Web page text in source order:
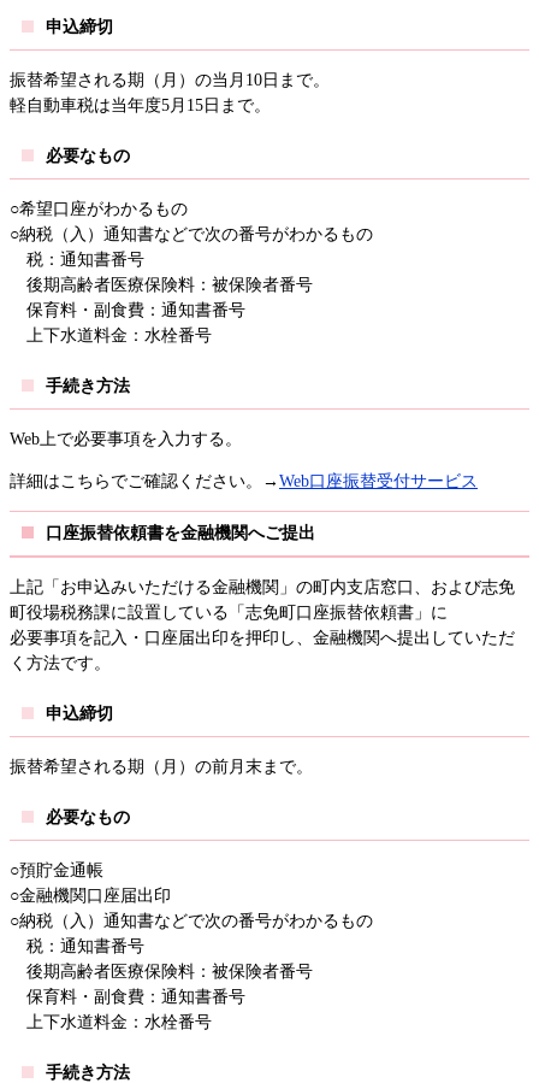
申込締切
振替希望される期（月）の当月10日まで。
軽自動車税は当年度5月15日まで。
必要なもの
○希望口座がわかるもの
○納税（入）通知書などで次の番号がわかるもの
税：通知書番号
後期高齢者医療保険料：被保険者番号
保育料・副食費：通知書番号
上下水道料金：水栓番号
手続き方法
Web上で必要事項を入力する。
詳細はこちらでご確認ください。→ Web口座振替受付サービス
口座振替依頼書を金融機関へご提出
上記「お申込みいただける金融機関」の町内支店窓口、および志免
町役場税務課に設置している「志免町口座振替依頼書」に
必要事項を記入・口座届出印を押印し、金融機関へ提出していただ
く方法です。
申込締切
振替希望される期（月）の前月末まで。
必要なもの
○預貯金通帳
○金融機関口座届出印
○納税（入）通知書などで次の番号がわかるもの
税：通知書番号
後期高齢者医療保険料：被保険者番号
保育料・副食費：通知書番号
上下水道料金：水栓番号
手続き方法